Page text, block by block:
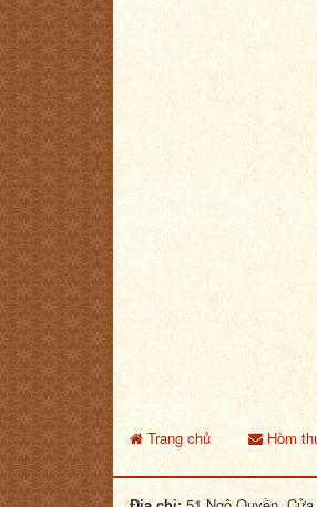
Trang chủ Hòm